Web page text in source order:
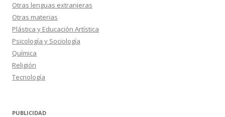
Otras lenguas extranjeras
Otras materias
Plástica y Educación Artística
Psicología y Sociología
Química
Religión
Tecnología
PUBLICIDAD